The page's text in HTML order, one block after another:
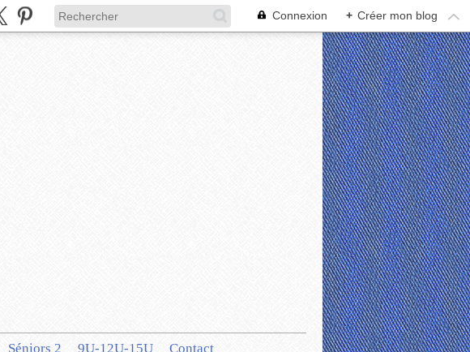
Connexion + Créer mon blog
Séniors 2 9U-12U-15U Contact